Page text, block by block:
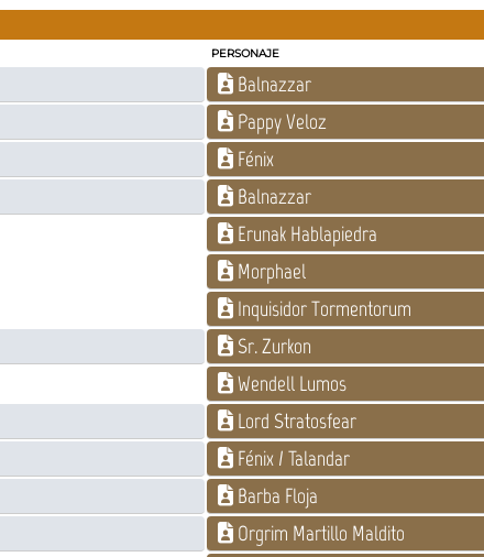
PERSONAJE
Balnazzar
Pappy Veloz
Fénix
Balnazzar
Erunak Hablapiedra
Morphael
Inquisidor Tormentorum
Sr. Zurkon
Wendell Lumos
Lord Stratosfear
Fénix / Talandar
Barba Floja
Orgrim Martillo Maldito